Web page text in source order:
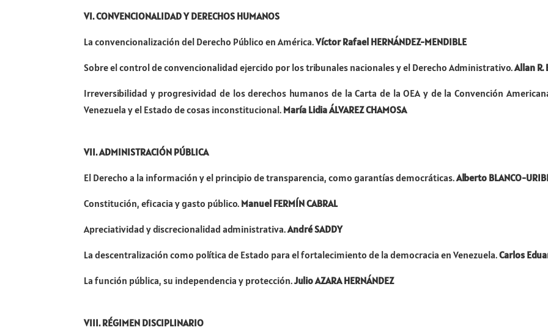
VI. CONVENCIONALIDAD Y DERECHOS HUMANOS
La convencionalización del Derecho Público en América.Víctor Rafael HERNÁNDEZ-MENDIBLE
Sobre el control de convencionalidad ejercido por los tribunales nacionales y el Derecho Administrativo.Allan R.
Irreversibilidad y progresividad de los derechos humanos de la Carta de la OEA y de la Convención
Venezuela y el Estado de cosas inconstitucional. María Lidia ÁLVAREZ CHAMOSA
VII. ADMINISTRACIÓN PÚBLICA
El Derecho a la información y el principio de transparencia, como garantías democráticas.Alberto BLANCO-
Constitución, eficacia y gasto público. Manuel FERMÍN CABRAL
Apreciatividad y discrecionalidad administrativa.André SADDY
La descentralización como política de Estado para el fortalecimiento de la democracia en Venezuela.Carlos
La función pública, su independencia y protección.Julio AZARA HERNÁNDEZ
VIII. RÉGIMEN DISCIPLINARIO